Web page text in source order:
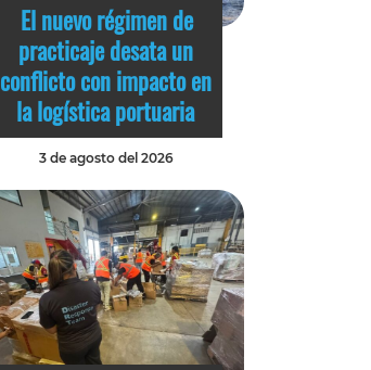
El nuevo régimen de
practicaje desata un
conflicto con impacto en
la logística portuaria
3 de agosto del 2026